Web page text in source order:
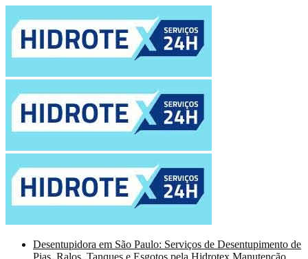
Desentupidora em São Paulo: Serviços de Desentupimento de
Pias, Ralos, Tanques e Esgotos pela Hidrotex Manutenção